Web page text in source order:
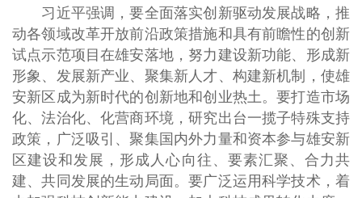
习近平强调，要全面落实创新驱动发展战略，推
动各领域改革开放前沿政策措施和具有前瞻性的创新
试点示范项目在雄安落地，努力建设新功能、形成新
形象、发展新产业、聚集新人才、构建新机制，使雄
安新区成为新时代的创新地和创业热土。要打造市场
化、法治化、化营商环境，研究出台一揽子特殊支持
政策，广泛吸引、聚集国内外力量和资本参与雄安新
区建设和发展，形成人心向往、要素汇聚、合力共
建、共同发展的生动局面。要广泛运用科学技术，着